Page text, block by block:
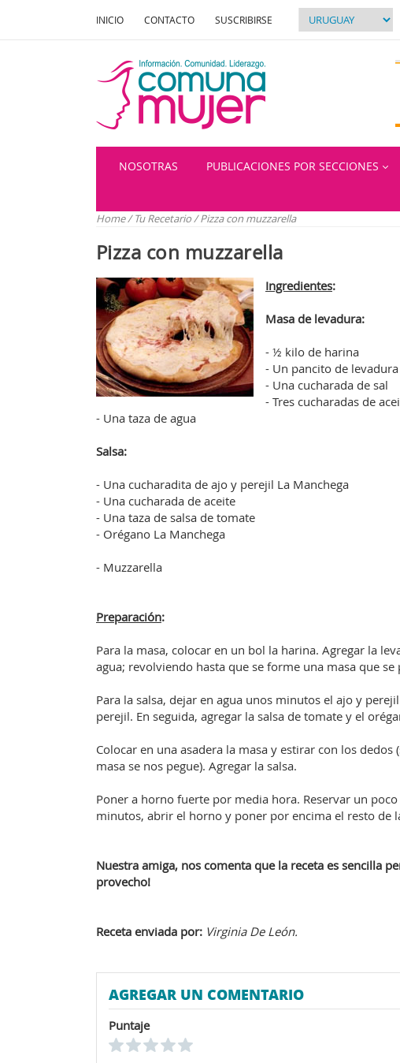
INICIO CONTACTO SUSCRIBIRSE
NOSOTRAS PUBLICACIONES POR SECCIONES
Home/Tu Recetario/Pizza con muzzarella
Pizza con muzzarella
Ingredientes:
Masa de levadura:
- ½ kilo de harina
- Un pancito de levadura
- Una cucharada de sal
- Tres cucharadas de
- Una taza de agua
Salsa:
- Una cucharadita de ajo y perejil La Manchega
- Una cucharada de aceite
- Una taza de salsa de tomate
- Orégano La Manchega
- Muzzarella
Preparación:
Para la masa, colocar en un bol la harina. Agregar la
agua; revolviendo hasta que se forme una masa que
Para la salsa, dejar en agua unos minutos el ajo y
perejil. En seguida, agregar la salsa de tomate y el
Colocar en una asadera la masa y estirar con los
masa se nos pegue). Agregar la salsa.
Poner a horno fuerte por media hora. Reservar un
minutos, abrir el horno y poner por encima el resto de
Nuestra amiga, nos comenta que la receta es sencilla
provecho!
Receta enviada por: Virginia De León.
AGREGAR UN COMENTARIO
Puntaje